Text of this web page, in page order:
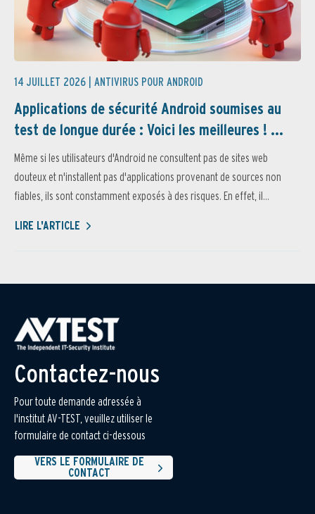
14 JUILLET 2026 | ANTIVIRUS POUR ANDROID
Applications de sécurité Android soumises au
test de longue durée : Voici les meilleures ! ...
Même si les utilisateurs d'Android ne consultent pas de sites web
douteux et n'installent pas d'applications provenant de sources non
fiables, ils sont constamment exposés à des risques. En effet, il...
LIRE L'ARTICLE
Contactez-nous
Pour toute demande adressée à
l'institut AV-TEST, veuillez utiliser le
formulaire de contact ci-dessous
VERS LE FORMULAIRE DE
CONTACT